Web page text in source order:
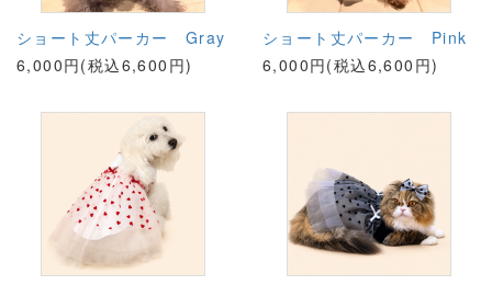
ショート丈パーカー Gray
6,000円(税込6,600円)
ショート丈パーカー Pink
6,000円(税込6,600円)